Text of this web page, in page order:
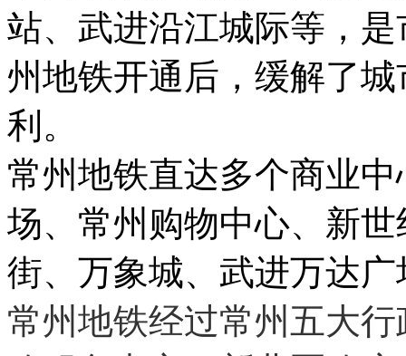
站、武进沿江城际等，
州地铁开通后，缓解了
利。
常州地铁直达多个商业
场、常州购物中心、新
街、万象城、武进万达
常州地铁经过常州五大